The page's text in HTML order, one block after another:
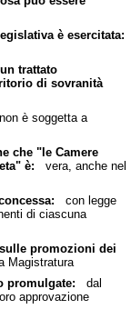
è esercitata:
trattato
di sovranità
è soggetta a
che "le Camere
è: vera, anche nel
con legge
di ciascuna
promozioni dei
Magistratura
promulgate: dal
approvazione